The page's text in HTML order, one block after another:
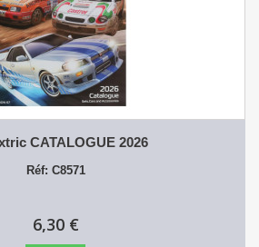
CATALOGUE 2026
Réf: C8571
6,30 €